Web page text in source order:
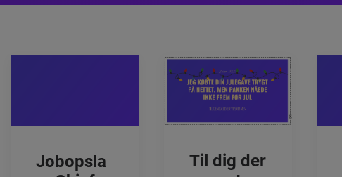
Jobopsla
Til dig der